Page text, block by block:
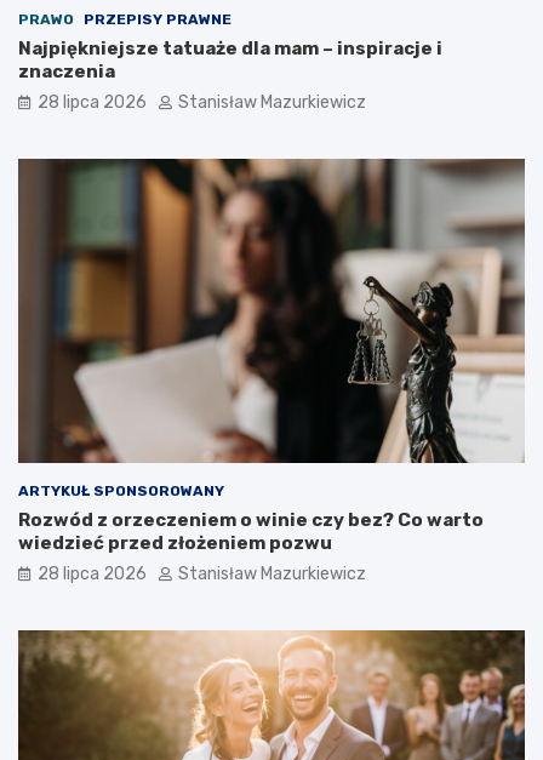
PRAWO PRZEPISY PRAWNE
Najpiękniejsze tatuaże dla mam – inspiracje i
znaczenia
28 lipca 2026 Stanisław Mazurkiewicz
ARTYKUŁ SPONSOROWANY
Rozwód z orzeczeniem o winie czy bez? Co warto
wiedzieć przed złożeniem pozwu
28 lipca 2026 Stanisław Mazurkiewicz